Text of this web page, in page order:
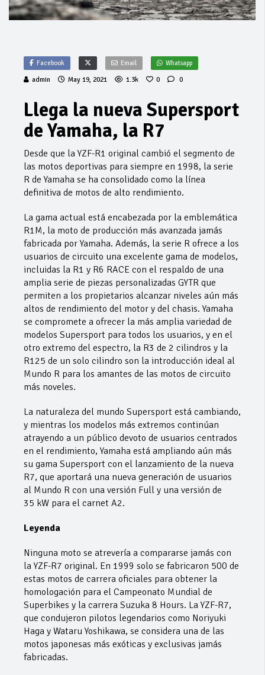
Facebook Email Whatsapp
admin May 19, 2021 1.3k 0 0
Llega la nueva Supersport
de Yamaha, la R7
Desde que la YZF-R1 original cambió el segmento de
las motos deportivas para siempre en 1998, la serie
R de Yamaha se ha consolidado como la línea
definitiva de motos de alto rendimiento.
La gama actual está encabezada por la emblemática
R1M, la moto de producción más avanzada jamás
fabricada por Yamaha. Además, la serie R ofrece a los
usuarios de circuito una excelente gama de modelos,
incluidas la R1 y R6 RACE con el respaldo de una
amplia serie de piezas personalizadas GYTR que
permiten a los propietarios alcanzar niveles aún más
altos de rendimiento del motor y del chasis. Yamaha
se compromete a ofrecer la más amplia variedad de
modelos Supersport para todos los usuarios, y en el
otro extremo del espectro, la R3 de 2 cilindros y la
R125 de un solo cilindro son la introducción ideal al
Mundo R para los amantes de las motos de circuito
más noveles.
La naturaleza del mundo Supersport está cambiando,
y mientras los modelos más extremos continúan
atrayendo a un público devoto de usuarios centrados
en el rendimiento, Yamaha está ampliando aún más
su gama Supersport con el lanzamiento de la nueva
R7, que aportará una nueva generación de usuarios
al Mundo R con una versión Full y una versión de
35 kW para el carnet A2.
Leyenda
Ninguna moto se atrevería a compararse jamás con
la YZF-R7 original. En 1999 solo se fabricaron 500 de
estas motos de carrera oficiales para obtener la
homologación para el Campeonato Mundial de
Superbikes y la carrera Suzuka 8 Hours. La YZF-R7,
que condujeron pilotos legendarios como Noriyuki
Haga y Wataru Yoshikawa, se considera una de las
motos japonesas más exóticas y exclusivas jamás
fabricadas.